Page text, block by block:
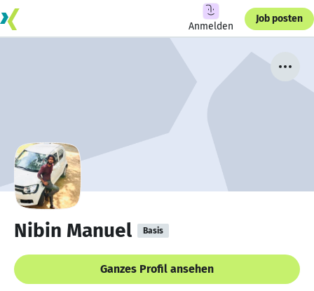
Anmelden
Job posten
Nibin Manuel Basis
Ganzes Profil ansehen